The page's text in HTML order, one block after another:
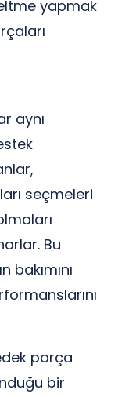
yapmak
aynı
seçmeleri
Bu
bakımını
parça
bir